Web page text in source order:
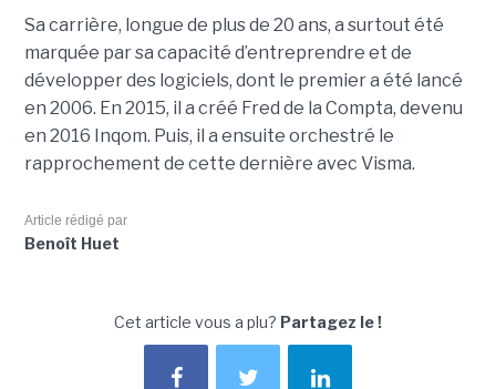
Sa carrière, longue de plus de 20 ans, a surtout été
marquée par sa capacité d’entreprendre et de
développer des logiciels, dont le premier a été lancé
en 2006. En 2015, il a créé Fred de la Compta, devenu
en 2016 Inqom. Puis, il a ensuite orchestré le
rapprochement de cette dernière avec Visma.
Article rédigé par
Benoît Huet
Cet article vous a plu? Partagez le !